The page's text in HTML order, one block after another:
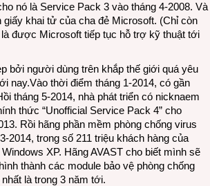
khi
nó là Service Pack 3 vào tháng 4-2008. Và
khai tử của cha đẻ Microsoft. (Chỉ còn
được Microsoft tiếp tục hỗ trợ kỹ thuật tới
bởi người dùng trên khắp thế giới quá yêu
nay.Vào thời điểm tháng 1-2014, có gần
tháng 5-2014, nhà phát triển có nicknaem
thức “Unofficial Service Pack 4” cho
Rồi hãng phần mềm phòng chống virus
2014, trong số 211 triệu khách hàng của
XP. Hãng AVAST cho biết mình sẽ
thành các module bảo vệ phòng chống
là trong 3 năm tới.